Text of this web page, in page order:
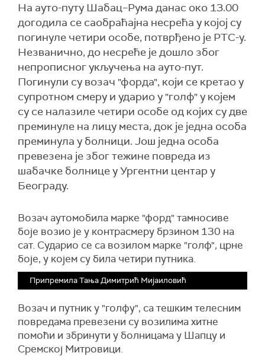
На ауто-путу Шабац–Рума данас око 13.00
догодила се саобраћајна несрећа у којој су
погинуле четири особе, потврђено је РТС-у.
Незванично, до несреће је дошло због
непрописног укључења на ауто-пут.
Погинули су возач "форда", који се кретао у
супротном смеру и ударио у "голф" у којем
су се налазиле четири особе од којих су две
преминуле на лицу места, док је једна особа
преминула у болници. Још једна особа
превезена је због тежине повреда из
шабачке болнице у Ургентни центар у
Београду.
Возач аутомобила марке "форд" тамносиве
боје возио је у контрасмеру брзином 130 на
сат. Сударио се са возилом марке "голф", црне
боје, у којем су била четири путника.
Припремила Тања Димитрић Мијаиловић
Возач и путник у "голфу", са тешким телесним
повредама превезени су возилима хитне
помоћи и збринути у болницама у Шапцу и
Сремској Митровици.